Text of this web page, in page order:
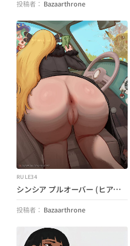
投稿者： Bazaarthrone
RULE34
シンシア プルオーバー (ヒアツ) (ポケモン)
投稿者： Bazaarthrone